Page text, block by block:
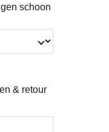
schoon
& retour